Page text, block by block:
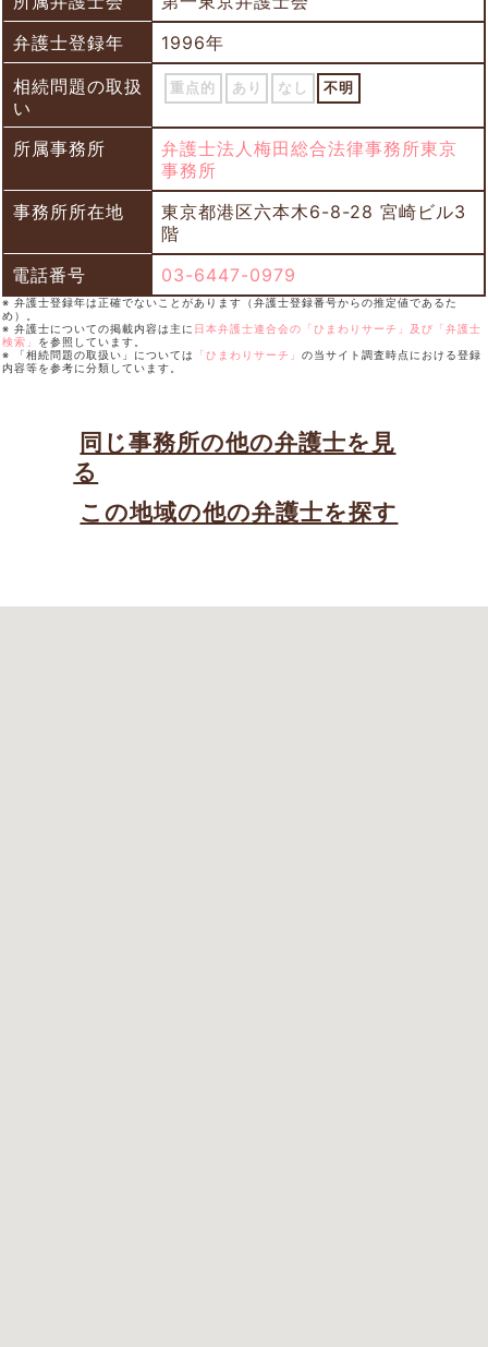
弁護士登録年
1996年
相続問題の取扱
い
重点的 あり なし 不明
所属事務所
弁護士法人梅田総合法律事務所東京
事務所
事務所所在地
東京都港区六本木6-8-28 宮崎ビル3
階
電話番号
03-6447-0979
※ 弁護士登録年は正確でないことがあります（弁護士登録番号からの推定値であるた
め）。
※ 弁護士についての掲載内容は主に 日本弁護士連合会の「ひまわりサーチ」及び「弁護士
検索」 を参照しています。
※ 「相続問題の取扱い」については
「ひまわりサーチ」 の当サイト調査時点における登録
内容等を参考に分類しています。
同じ事務所の他の弁護士を見
る
この地域の他の弁護士を探す